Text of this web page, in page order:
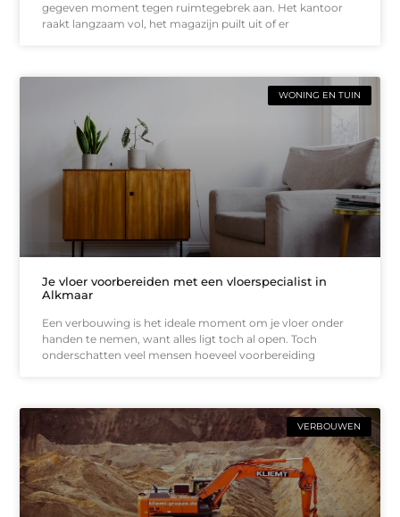
gegeven moment tegen ruimtegebrek aan. Het kantoor
raakt langzaam vol, het magazijn puilt uit of er
WONING EN TUIN
Je vloer voorbereiden met een vloerspecialist in
Alkmaar
Een verbouwing is het ideale moment om je vloer onder
handen te nemen, want alles ligt toch al open. Toch
onderschatten veel mensen hoeveel voorbereiding
VERBOUWEN